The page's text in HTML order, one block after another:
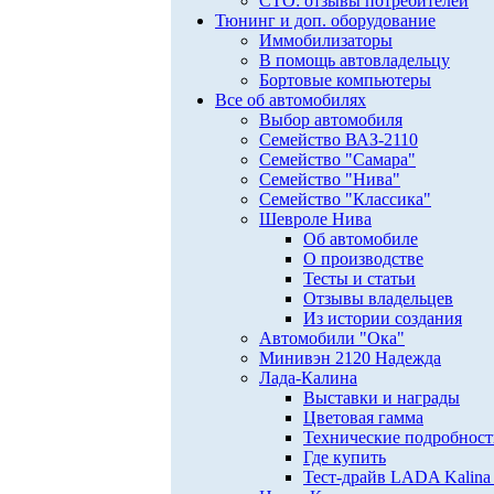
Тюнинг и доп. оборудование
Иммобилизаторы
В помощь автовладельцу
Бортовые компьютеры
Все об автомобилях
Выбор автомобиля
Семейство ВАЗ-2110
Семейство "Самара"
Семейство "Нива"
Семейство "Классика"
Шевроле Нива
Об автомобиле
О производстве
Тесты и статьи
Отзывы владельцев
Из истории создания
Автомобили "Ока"
Минивэн 2120 Надежда
Лада-Калина
Выставки и награды
Цветовая гамма
Технические
Где купить
Тест-драйв LADA Kalina